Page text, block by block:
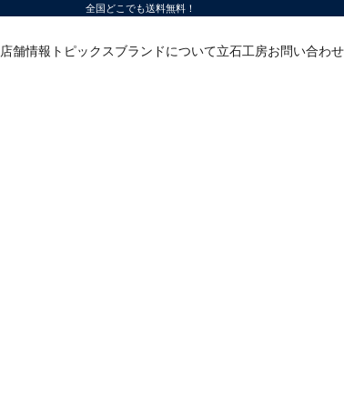
全国どこでも送料無料！
店舗情報 トピックスブランドについて立石工房お問い合わせ